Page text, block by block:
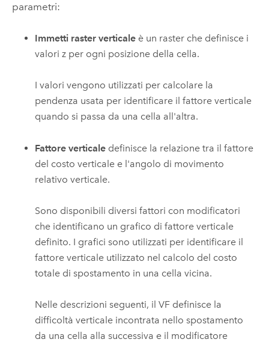
parametri:
Immetti raster verticale è un raster che definisce i
valori z per ogni posizione della cella.
I valori vengono utilizzati per calcolare la
pendenza usata per identificare il fattore verticale
quando si passa da una cella all'altra.
Fattore verticale definisce la relazione tra il fattore
del costo verticale e l'angolo di movimento
relativo verticale.
Sono disponibili diversi fattori con modificatori
che identificano un grafico di fattore verticale
definito. I grafici sono utilizzati per identificare il
fattore verticale utilizzato nel calcolo del costo
totale di spostamento in una cella vicina.
Nelle descrizioni seguenti, il VF definisce la
difficoltà verticale incontrata nello spostamento
da una cella alla successiva e il modificatore